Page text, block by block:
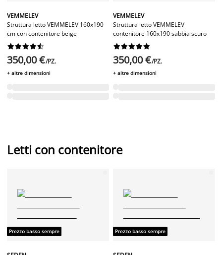
VEMMELEV
Struttura letto VEMMELEV 160x190
cm con contenitore beige






350,00 €/PZ.
+ altre dimensioni
VEMMELEV
Struttura letto VEMMELEV
contenitore 160x190 sabbia scuro






350,00 €/PZ.
+ altre dimensioni
Letti con contenitore
Prezzo basso sempre Prezzo basso sempre